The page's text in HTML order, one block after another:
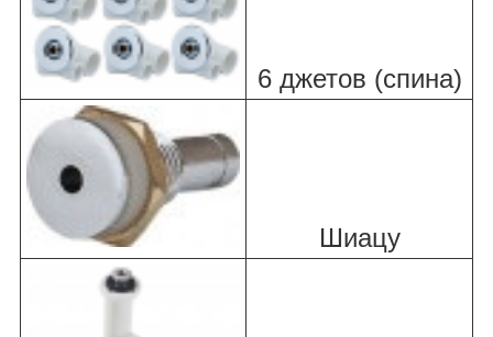
6 джетов (спина)
Шиацу